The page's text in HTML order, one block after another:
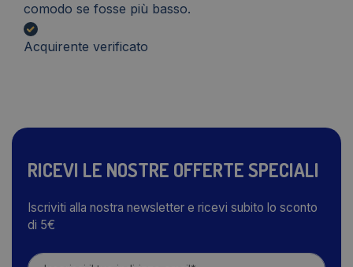
comodo se fosse più basso.
Acquirente verificato
RICEVI LE NOSTRE OFFERTE SPECIALI
Iscriviti alla nostra newsletter e ricevi subito lo sconto
di 5€